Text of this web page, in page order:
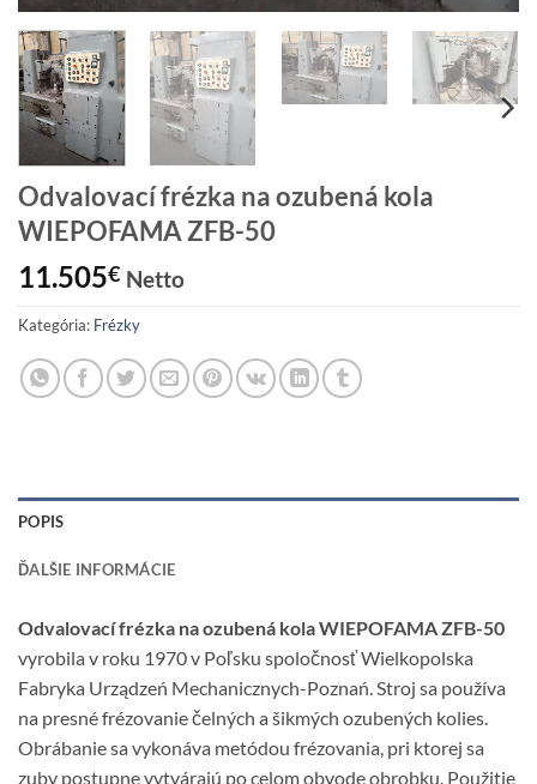
Odvalovací frézka na ozubená kola
WIEPOFAMA ZFB-50
11.505€ Netto
Kategória: Frézky
POPIS
ĎALŠIE INFORMÁCIE
Odvalovací frézka na ozubená kola WIEPOFAMA ZFB-50
vyrobila v roku 1970 v Poľsku spoločnosť Wielkopolska
Fabryka Urządzeń Mechanicznych-Poznań. Stroj sa používa
na presné frézovanie čelných a šikmých ozubených kolies.
Obrábanie sa vykonáva metódou frézovania, pri ktorej sa
zuby postupne vytvárajú po celom obvode obrobku. Použitie